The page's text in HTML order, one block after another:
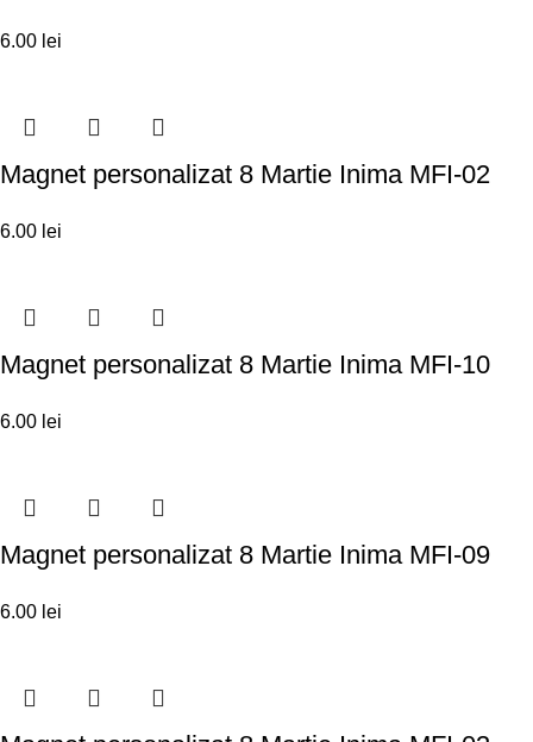
6.00 lei
Magnet personalizat 8 Martie Inima MFI-02
6.00 lei
Magnet personalizat 8 Martie Inima MFI-10
6.00 lei
Magnet personalizat 8 Martie Inima MFI-09
6.00 lei